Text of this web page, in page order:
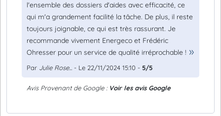
l'ensemble des dossiers d'aides avec efficacité, ce
qui m'a grandement facilité la tâche. De plus, il reste
toujours joignable, ce qui est très rassurant. Je
recommande vivement Energeco et Frédéric
Ohresser pour un service de qualité irréprochable !
Par Julie Rose... - Le 22/11/2024 15:10 - 5/5
Avis Provenant de Google : Voir les avis Google